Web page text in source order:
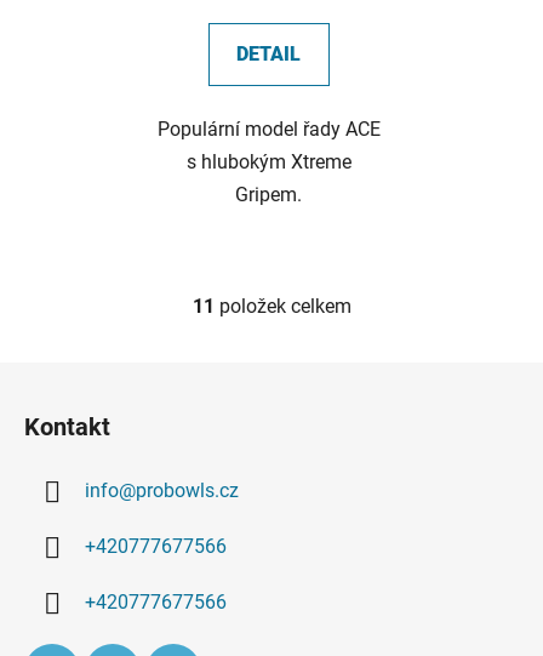
DETAIL
Populární model řady ACE
s hlubokým Xtreme
Gripem.
O
11 položek celkem
Kontakt
info@probowls.cz
+420777677566
+420777677566